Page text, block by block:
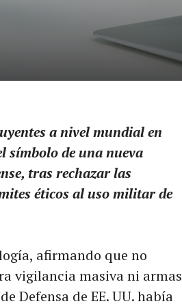
a nivel mundial en
símbolo de una nueva
tras rechazar las
éticos al uso militar de
afirmando que no
vigilancia masiva ni armas
Defensa de EE. UU. había